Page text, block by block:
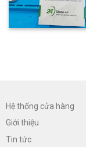
Hệ thống cửa hàng
Giới thiệu
Tin tức